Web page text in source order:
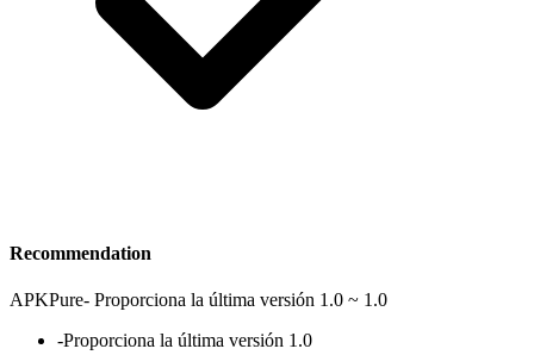
Recommendation
APKPure- Proporciona la última versión 1.0 ~ 1.0
-Proporciona la última versión 1.0